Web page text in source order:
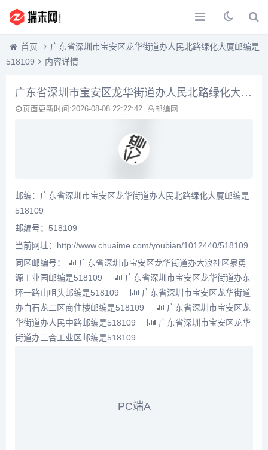
首页
广东省深圳市宝安区龙华街道办人民北路绿化大厦邮编是
518109
内容详情
广东省深圳市宝安区龙华街道办人民北路绿化大厦邮编是518109
页面更新时间:2026-08-08 22:22:42 邮编网
邮编：广东省深圳市宝安区龙华街道办人民北路绿化大厦邮编是
518109
邮编号：518109
当前网址：http://www.chuaime.com/youbian/1012440/518109
同区邮编号：
广东省深圳市宝安区龙华街道办大浪社区泉勇
源工业园邮编是518109
广东省深圳市宝安区龙华街道办东
环一路山咀头邮编是518109
广东省深圳市宝安区龙华街道
办白石龙二区商住楼邮编是518109
广东省深圳市宝安区龙
华街道办人民中路邮编是518109
广东省深圳市宝安区龙华
街道办三合工业区邮编是518109
PC端A